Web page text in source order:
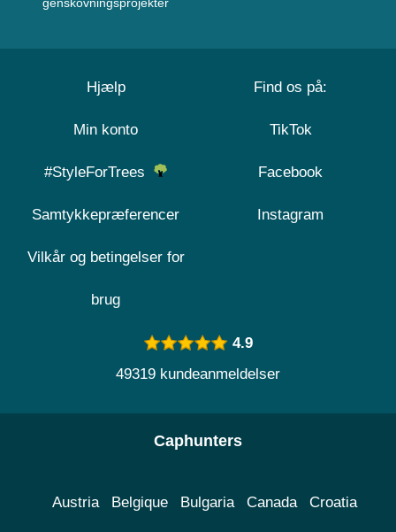
genskovningsprojekter
Hjælp
Min konto
#StyleForTrees
Samtykkepræferencer
Vilkår og betingelser for
brug
Find os på:
TikTok
Facebook
Instagram
4.9
49319 kundeanmeldelser
Caphunters
Austria Belgique Bulgaria Canada Croatia